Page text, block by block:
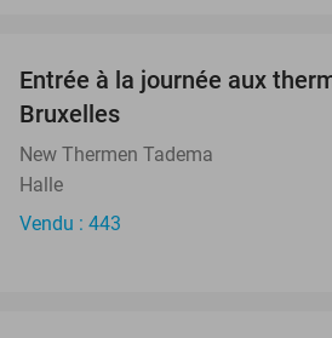
Entrée à la journée aux
Bruxelles
New Thermen Tadema
Halle
Vendu : 443